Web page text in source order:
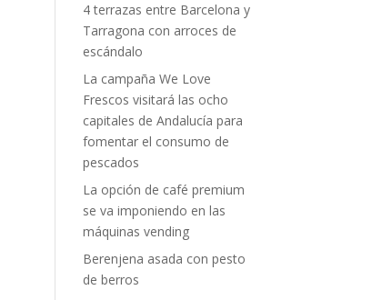
4 terrazas entre Barcelona y
Tarragona con arroces de
escándalo
La campaña We Love
Frescos visitará las ocho
capitales de Andalucía para
fomentar el consumo de
pescados
La opción de café premium
se va imponiendo en las
máquinas vending
Berenjena asada con pesto
de berros